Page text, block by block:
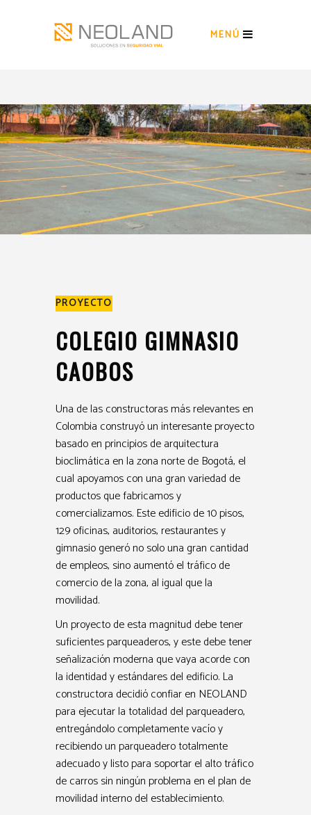
MENÚ
PROYECTO
COLEGIO GIMNASIO
CAOBOS
Una de las constructoras más relevantes en
Colombia construyó un interesante proyecto
basado en principios de arquitectura
bioclimática en la zona norte de Bogotá, el
cual apoyamos con una gran variedad de
productos que fabricamos y
comercializamos. Este edificio de 10 pisos,
129 oficinas, auditorios, restaurantes y
gimnasio generó no solo una gran cantidad
de empleos, sino aumentó el tráfico de
comercio de la zona, al igual que la
movilidad.
Un proyecto de esta magnitud debe tener
suficientes parqueaderos, y este debe tener
señalización moderna que vaya acorde con
la identidad y estándares del edificio. La
constructora decidió confiar en NEOLAND
para ejecutar la totalidad del parqueadero,
entregándolo completamente vacío y
recibiendo un parqueadero totalmente
adecuado y listo para soportar el alto tráfico
de carros sin ningún problema en el plan de
movilidad interno del establecimiento.